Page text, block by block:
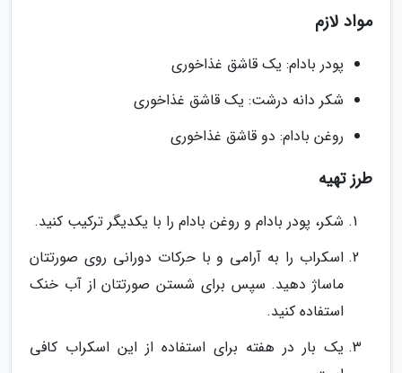
مواد لازم
پودر بادام: یک قاشق غذاخوری
شکر دانه درشت: یک قاشق غذاخوری
روغن بادام: دو قاشق غذاخوری
طرز تهیه
شکر، پودر بادام و روغن بادام را با یکدیگر ترکیب کنید.
اسکراب را به آرامی و با حرکات دورانی روی صورتتان
ماساژ دهید. سپس برای شستن صورتتان از آب خنک
استفاده کنید.
یک بار در هفته برای استفاده از این اسکراب کافی